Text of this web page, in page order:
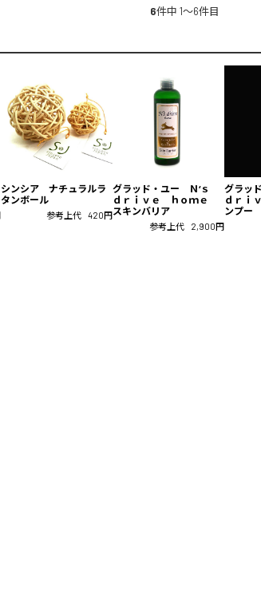
6件中 1〜6件目
シンシア ナチュラルラ
タンボール
参考上代 420円
グラッド・ユー Ｎ‘ｓ
ｄｒｉｖｅ ｈｏｍｅ
スキンバリア
参考上代 2,900円
グラッ
ｄｒｉ
ンプー